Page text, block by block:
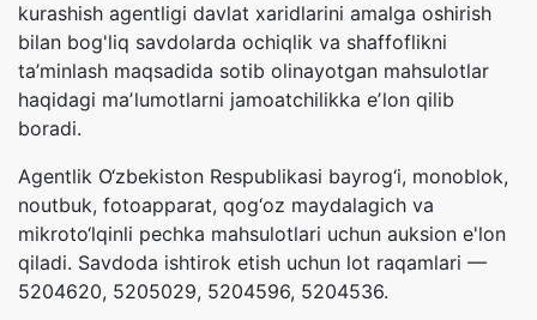
kurashish agentligi davlat xaridlarini amalga oshirish
bilan bog'liq savdolarda ochiqlik va shaffoflikni
ta’minlash maqsadida sotib olinayotgan mahsulotlar
haqidagi maʼlumotlarni jamoatchilikka eʼlon qilib
boradi.
Agentlik O‘zbekiston Respublikasi bayrog‘i, monoblok,
noutbuk, fotoapparat, qog‘oz maydalagich va
mikroto‘lqinli pechka mahsulotlari uchun auksion e'lon
qiladi. Savdoda ishtirok etish uchun lot raqamlari —
5204620, 5205029, 5204596, 5204536.